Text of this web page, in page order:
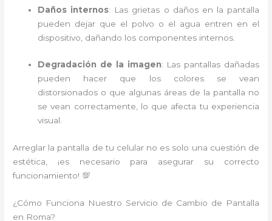
Daños internos: Las grietas o daños en la pantalla
pueden dejar que el polvo o el agua entren en el
dispositivo, dañando los componentes internos.
Degradación de la imagen: Las pantallas dañadas
pueden hacer que los colores se vean
distorsionados o que algunas áreas de la pantalla no
se vean correctamente, lo que afecta tu experiencia
visual.
Arreglar la pantalla de tu celular no es solo una cuestión de
estética, ¡es necesario para asegurar su correcto
funcionamiento! 💯
¿Cómo Funciona Nuestro Servicio de Cambio de Pantalla
en Roma?